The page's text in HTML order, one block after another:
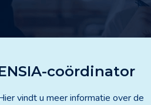
coördinator
vindt u meer informatie over de